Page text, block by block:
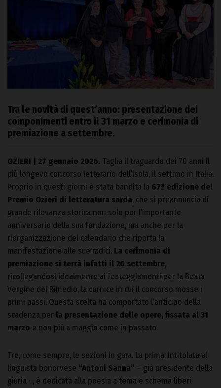
Tra le novità di quest’anno: presentazione dei
componimenti entro il 31 marzo e cerimonia di
premiazione a settembre.
OZIERI | 27 gennaio 2026. Taglia il traguardo dei 70 anni il
più longevo concorso letterario dell’isola, il settimo in Italia.
Proprio in questi giorni è stata bandita la 67ª edizione del
Premio Ozieri di letteratura sarda, che si preannuncia di
grande rilevanza storica non solo per l’importante
anniversario della sua fondazione, ma anche per la
riorganizzazione del calendario che riporta la
manifestazione alle sue radici. La cerimonia di
premiazione si terrà infatti il 26 settembre,
ricollegandosi idealmente ai festeggiamenti per la Beata
Vergine del Rimedio, la cornice in cui il concorso mosse i
primi passi. Questa scelta ha comportato l’anticipo della
scadenza per la presentazione delle opere, fissata al 31
marzo e non più a maggio come in passato.
Tre, come sempre, le sezioni in gara. La prima, intitolata al
linguista bonorvese “Antoni Sanna” – già presidente della
giuria –, è dedicata alla poesia a tema e schema liberi